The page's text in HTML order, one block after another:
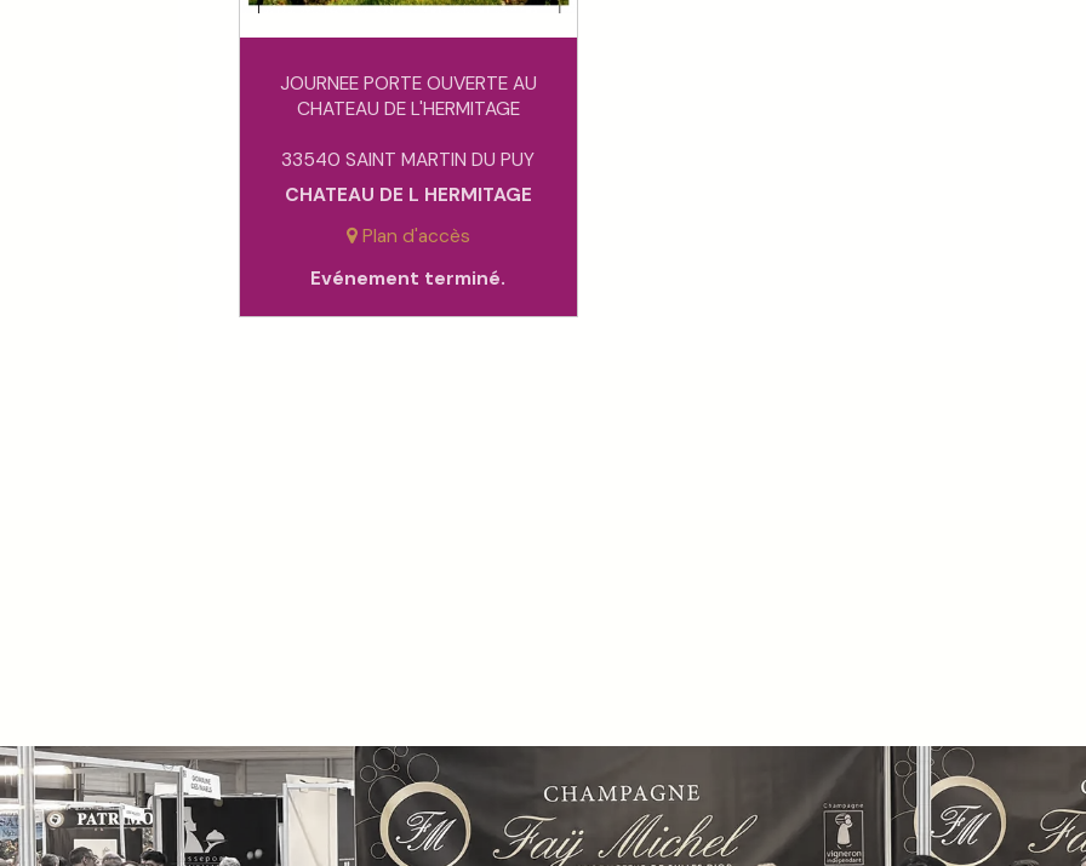
JOURNEE PORTE OUVERTE AU
CHATEAU DE L'HERMITAGE
33540 SAINT MARTIN DU PUY
CHATEAU DE L HERMITAGE
Plan d'accès
Evénement terminé.